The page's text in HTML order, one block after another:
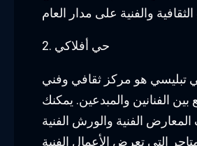
2. حي أفلاكي
تبليسي هو مركز ثقافي وفني
الفنانين والمبدعين. يمكنك
الفنية والورش الفنية
التي تعرض الأعمال الفنية